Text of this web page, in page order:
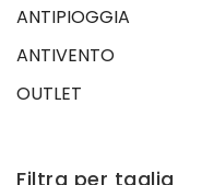
ANTIPIOGGIA
ANTIVENTO
OUTLET
Filtra per taglia